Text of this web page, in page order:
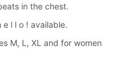
in the chest.
l l o ! available.
M, L, XL and for women